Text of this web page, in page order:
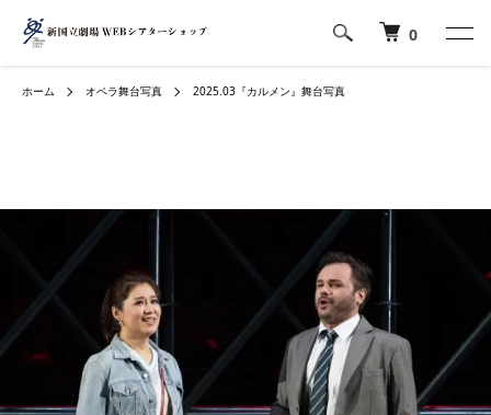
0
ホーム オペラ舞台写真 2025.03『カルメン』舞台写真